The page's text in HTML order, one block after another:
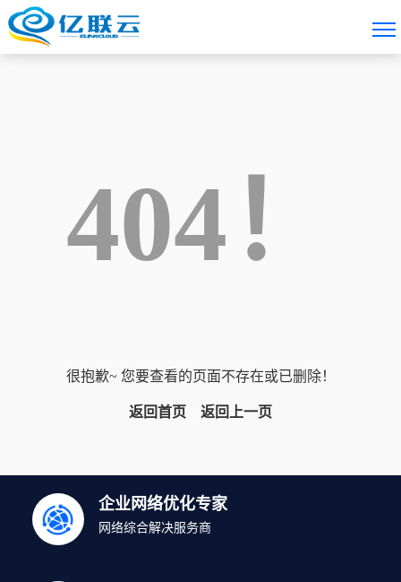
404！
很抱歉~ 您要查看的页面不存在或已删除！
返回首页 返回上一页
企业网络优化专家
网络综合解决服务商